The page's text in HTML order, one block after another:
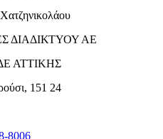
ΔΙΑΔΙΚΤΥΟΥ ΑΕ
ΑΤΤΙΚΗΣ
151 24
8006